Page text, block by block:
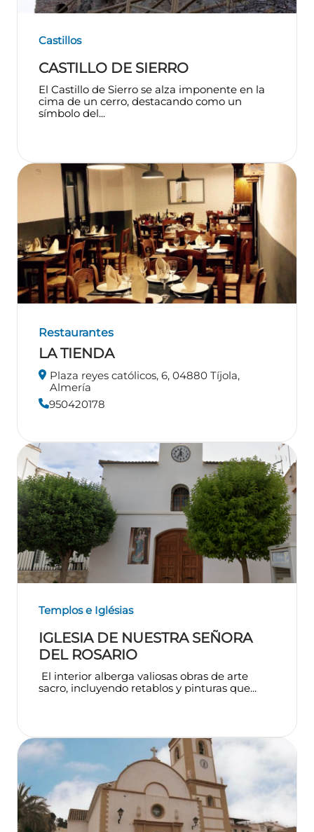
Castillos
CASTILLO DE SIERRO
El Castillo de Sierro se alza imponente en la
cima de un cerro, destacando como un
símbolo del...
Restaurantes
LA TIENDA
Plaza reyes católicos, 6, 04880 Tíjola,
Almería
950420178
Templos e Iglésias
IGLESIA DE NUESTRA SEÑORA
DEL ROSARIO
El interior alberga valiosas obras de arte
sacro, incluyendo retablos y pinturas que...